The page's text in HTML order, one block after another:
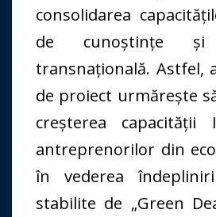
consolidarea
de cunoștințe și
transnațională. Astfel,
de proiect urmărește
creșterea capacității
antreprenorilor din
în vederea
stabilite de „Green